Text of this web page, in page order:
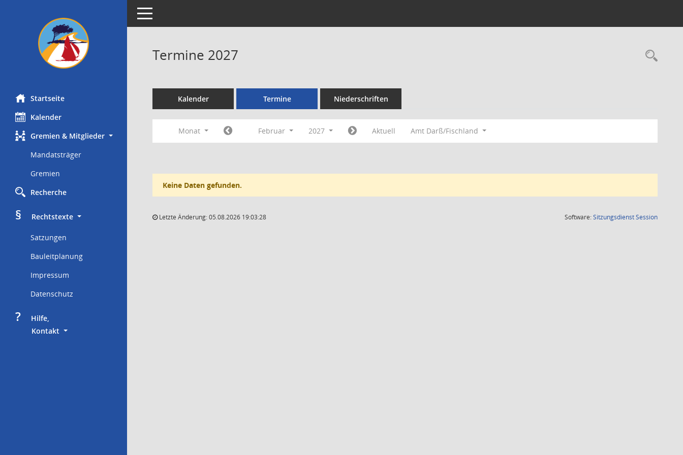
Startseite
Kalender
Gremien & Mitglieder
Mandatsträger
Gremien
Recherche
§
     Rechtstexte
Satzungen
Bauleitplanung
Impressum
Datenschutz
?
     Hilfe,
Kontakt
Toggle navigation
Termine 2027
Kalender Termine Niederschriften
Monat Februar 2027 Aktuell Amt Darß/Fischland
Keine Daten gefunden.
Letzte Änderung: 05.08.2026 19:03:28 Software:SitzungsdienstSession(Wird in